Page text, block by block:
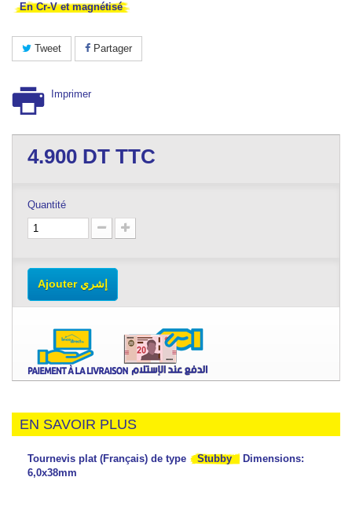
En Cr-V et magnétisé
Tweet Partager
Imprimer
4.900 DT TTC
Quantité
Ajouter إشري
EN SAVOIR PLUS
Tournevis plat (Français) de type Stubby
Dimensions:
6,0x38mm